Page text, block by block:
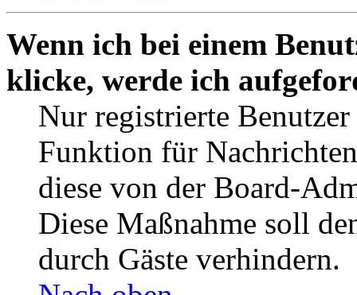
Wenn ich bei einem
klicke, werde ich
Nur registrierte
Funktion für
diese von der Board-
Diese Maßnahme soll
durch Gäste verhindern.